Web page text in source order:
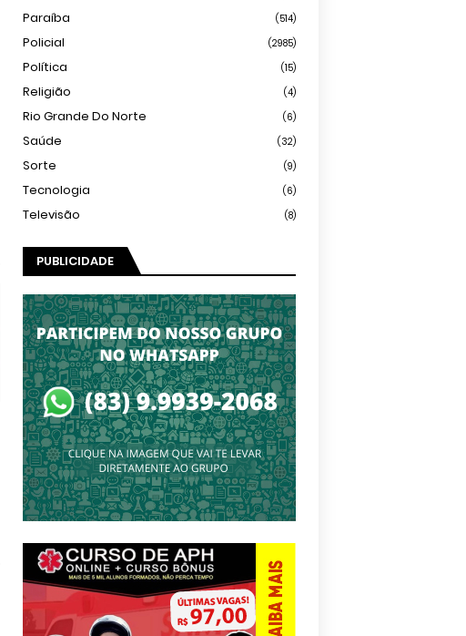
Paraíba (514)
Policial (2985)
Política (15)
Religião (4)
Rio Grande Do Norte (6)
Saúde (32)
Sorte (9)
Tecnologia (6)
Televisão (8)
PUBLICIDADE